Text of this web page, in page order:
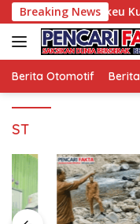
Langsung
ke
konten
Breaking News
Aman, Kemenkeu
Berita Otomotif
ST